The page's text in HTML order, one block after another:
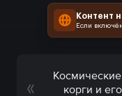
Контент
Если
корги и